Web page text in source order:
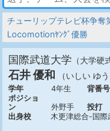
チューリップテレビ杯争奪
Locomotionﾔﾝｸﾞ優勝
国際武道大学 （大学硬
石井 優和 （いしい ゆう
学年 4年生
背番号
ポジショ
ン
外野手 投打
出身校
木更津総合-国際